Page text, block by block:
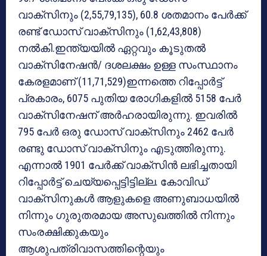
വാക്‌സിനും (2,55,79,135), 60.8 ശതമാനം പേര്‍ക്ക്
രണ്ട് ഡോസ് വാക്‌സിനും (1,62,43,808)
നല്‍കി.ഇന്ത്യയില്‍ ഏറ്റവും കൂടുതല്‍
വാക്‌സിനേഷന്‍/ ദശലക്ഷം ഉള്ള സംസ്ഥാനം
കേരളമാണ് (11,71,529)ഇന്നത്തെ റിപ്പോര്‍ട്ട്
പ്രകാരം, 6075 പുതിയ രോഗികളില്‍ 5158 പേര്‍
വാക്‌സിനേഷന് അര്‍ഹരായിരുന്നു. ഇവരില്‍
795 പേര്‍ ഒരു ഡോസ് വാക്‌സിനും 2462 പേര്‍
രണ്ടു ഡോസ് വാക്‌സിനും എടുത്തിരുന്നു.
എന്നാല്‍ 1901 പേര്‍ക്ക് വാക്‌സിന്‍ ലഭിച്ചതായി
റിപ്പോര്‍ട്ട് ചെയ്യപ്പെട്ടിട്ടില്ല. കോവിഡ്
വാക്‌സിനുകള്‍ ആളുകളെ അണുബാധയില്‍
നിന്നും ഗുരുതരമായ അസുഖത്തില്‍ നിന്നും
സംരക്ഷിക്കുകയും
ആശുപത്രിവാസത്തിന്റെയും